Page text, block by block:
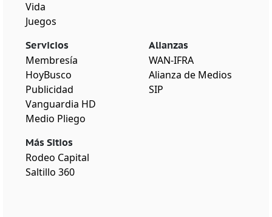
Vida
Juegos
Servicios
Membresía
HoyBusco
Publicidad
Vanguardia HD
Medio Pliego
Más Sitios
Rodeo Capital
Saltillo 360
Alianzas
WAN-IFRA
Alianza de Medios
SIP